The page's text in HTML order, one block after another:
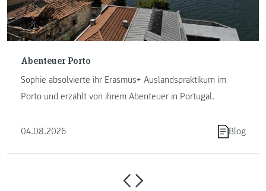
Abenteuer Porto
Sophie absolvierte ihr Erasmus+ Auslandspraktikum im
Porto und erzählt von ihrem Abenteuer in Portugal.
04.08.2026 Blog